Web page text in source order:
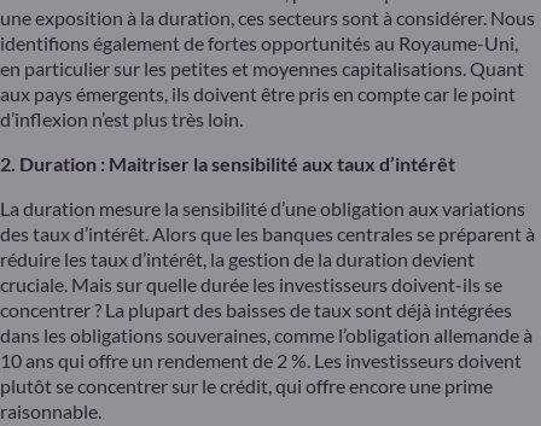
une exposition à la duration, ces secteurs sont à considérer. Nous
identifions également de fortes opportunités au Royaume-Uni,
en particulier sur les petites et moyennes capitalisations. Quant
aux pays émergents, ils doivent être pris en compte car le point
d’inflexion n’est plus très loin.
2. Duration : Maitriser la sensibilité aux taux d’intérêt
La duration mesure la sensibilité d’une obligation aux variations
des taux d’intérêt. Alors que les banques centrales se préparent à
réduire les taux d’intérêt, la gestion de la duration devient
cruciale. Mais sur quelle durée les investisseurs doivent-ils se
concentrer ? La plupart des baisses de taux sont déjà intégrées
dans les obligations souveraines, comme l’obligation allemande à
10 ans qui offre un rendement de 2 %. Les investisseurs doivent
plutôt se concentrer sur le crédit, qui offre encore une prime
raisonnable.